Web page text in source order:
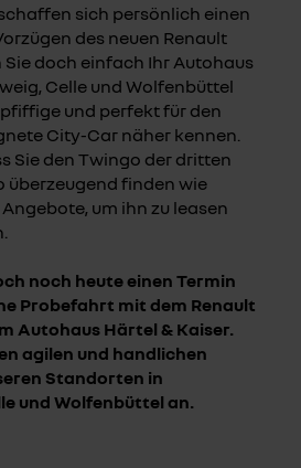
sich persönlich einen
des neuen Renault
doch einfach Ihr Autohaus
Celle und Wolfenbüttel
und perfekt für den
City-Car näher kennen.
Sie den Twingo der dritten
überzeugend finden wie
um ihn zu leasen
noch heute einen Termin
Probefahrt mit dem Renault
Autohaus Härtel & Kaiser.
agilen und handlichen
Standorten in
und Wolfenbüttel an.